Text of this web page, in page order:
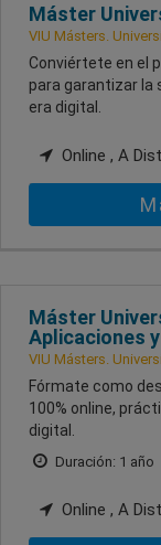
Máster
VIU Másters.
Conviértete en el
para garantizar la
era digital.
Online , A
Máster
Aplicaciones
VIU Másters.
Fórmate como
100% online,
digital.
Duración: 1 año
Online , A